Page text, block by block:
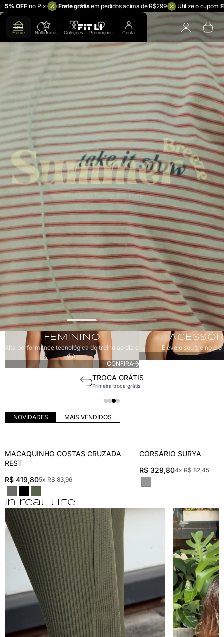
5% OFF no Pix Frete grátisem pedidos acima de R$299 Utilize o cupom
FIT LI (Varejo)
Home Novidades Coleções Promoções Conta
Feminino FEMININO
Alta performance tecnológica do treino ao dia a
dia.
CONFIRA
Acessórios
Eleve o seu treino e o
SUPORTE EXCLUSIVO
Consultoria via WhatsApp
NOVIDADES MAIS VENDIDOS
MACAQUINHO COSTAS CRUZADA
REST
R$ 419,805x R$ 83,96
CORSÁRIO SURYA
R$ 329,804x R$ 82,45
In real life